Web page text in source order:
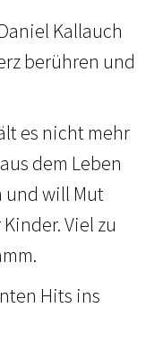
Kallauch
berühren und
es nicht mehr
dem Leben
und will Mut
Viel zu
Hits ins